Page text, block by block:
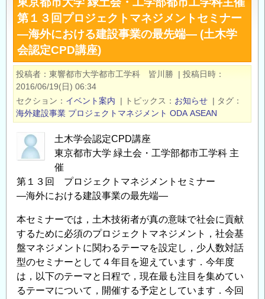
ず第１３回プロジェクトマネジメントセミナー
―海外における建設事業の最先端― (土木学
会認定CPD講座)
投稿者 東響都市大学都市工学科 皆川勝 | 投稿日時
2016/06/19(日) 06:34
セクション
イベント案内 | トピックス お知らせ | タグ
海外建設事業 プロジェクトマネジメント ODA ASEAN
土木学会認定CPD講座
東京都市大学 緑土会・工学部都市工学科 主
催
第１３回 プロジェクトマネジメントセミナー
―海外における建設事業の最先端―
本セミナーでは，土木技術者が真の意味で社会に貢献
するために必須のプロジェクトマネジメント，社会基
盤マネジメントに関わるテーマを設定し，少人数対話
型のセミナーとして４年目を迎えています．今年度
は，以下のテーマと日程で，現在最も注目を集めてい
るテーマについて，開催する予定としています．今回